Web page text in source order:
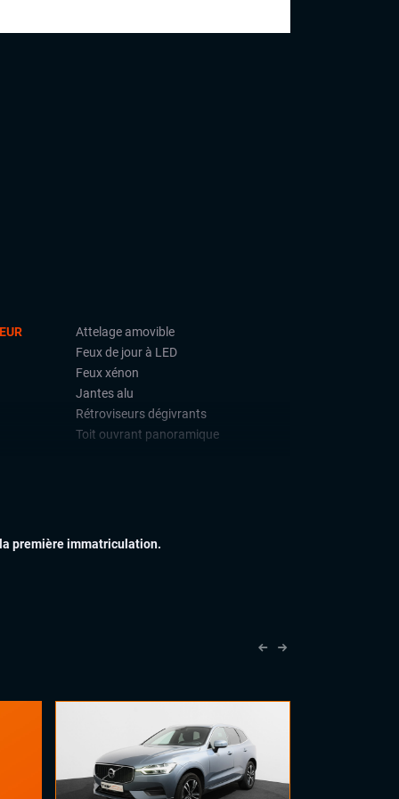
Attelage amovible
Feux de jour à LED
Feux xénon
Jantes alu
Rétroviseurs dégivrants
Toit ouvrant panoramique
première immatriculation.